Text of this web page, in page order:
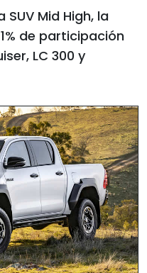
Mid High, la
de participación
LC 300 y